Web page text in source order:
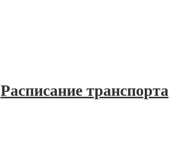
Расписание транспорта